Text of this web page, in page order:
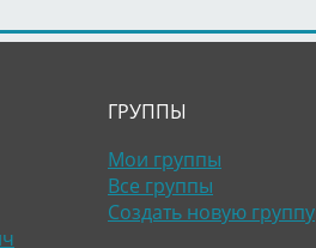
ГРУППЫ
Мои группы
Все группы
Создать новую группу